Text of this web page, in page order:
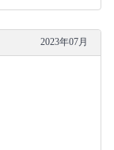
2023年07月